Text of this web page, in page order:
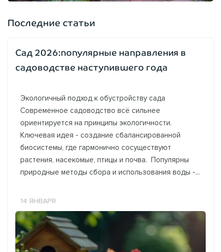
Последние статьи
Сад 2026:популярные направления в
садоводстве наступившего года
Экологичный подход к обустройству сада
Современное садоводство всё сильнее
ориентируется на принципы экологичности.
Ключевая идея - создание сбалансированной
биосистемы, где гармонично сосуществуют
растения, насекомые, птицы и почва. Популярны
природные методы сбора и использования воды -...
14 ЯНВАРЯ